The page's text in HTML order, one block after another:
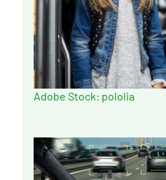
Adobe Stock: pololia